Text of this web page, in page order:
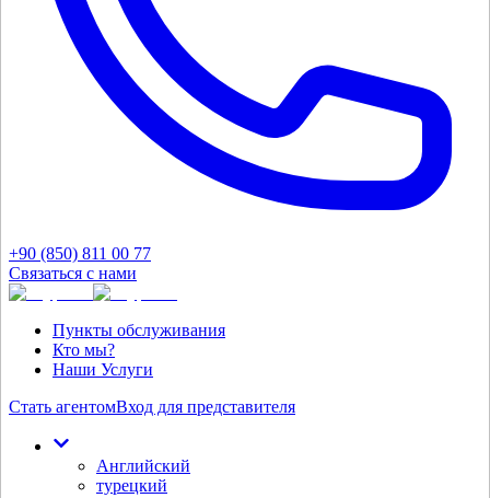
+90 (850) 811 00 77
Связаться с нами
Пункты обслуживания
Кто мы?
Наши Услуги
Стать агентомВход для представителя
Английский
турецкий